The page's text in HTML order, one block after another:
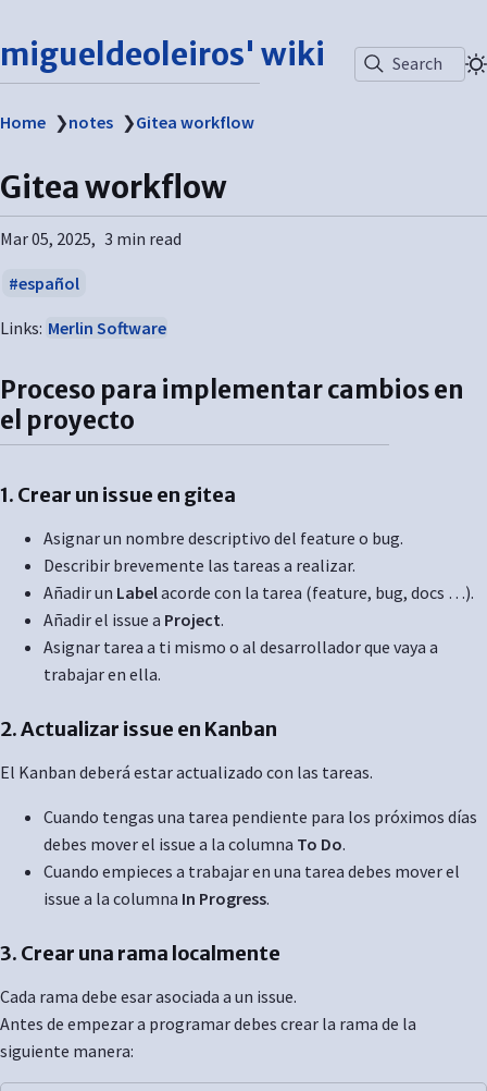
migueldeoleiros' wiki Search
Home ❯notes ❯Gitea workflow
Gitea workflow
Mar 05, 2025 3 min read
español
Links: Merlin Software
Proceso para implementar cambios en
el proyecto
1. Crear un issue en gitea
Asignar un nombre descriptivo del feature o bug.
Describir brevemente las tareas a realizar.
Añadir un Labelacorde con la tarea (feature, bug, docs …).
Añadir el issue a Project.
Asignar tarea a ti mismo o al desarrollador que vaya a
trabajar en ella.
2. Actualizar issue en Kanban
El Kanban deberá estar actualizado con las tareas.
Cuando tengas una tarea pendiente para los próximos días
debes mover el issue a la columna To Do.
Cuando empieces a trabajar en una tarea debes mover el
issue a la columna In Progress.
3. Crear una rama localmente
Cada rama debe esar asociada a un issue.
Antes de empezar a programar debes crear la rama de la
siguiente manera: